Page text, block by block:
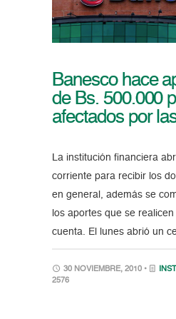
Banesco hace
de Bs. 500.000
afectados por
La institución financiera
corriente para recibir los
en general, además se
los aportes que se
cuenta. El lunes abrió un
30 NOVIEMBRE, 2010 •
2576